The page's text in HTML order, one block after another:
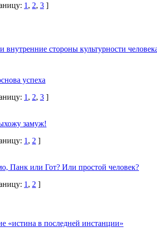
1 , 2, 3 ]
внутренние стороны культурности
успеха
1 , 2, 3 ]
замуж!
1 , 2 ]
Панк или Гот? Или простой человек?
1 , 2 ]
«истина в последней инстанции»